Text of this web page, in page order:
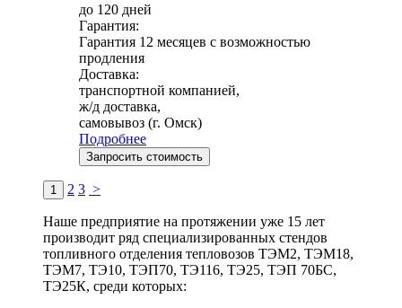
до 120 дней
Гарантия:
Гарантия 12 месяцев с возможностью
продления
Доставка:
транспортной компанией,
ж/д доставка,
самовывоз (г. Омск)
Подробнее
Запросить стоимость
1 2 3 >
Наше предприятие на протяжении уже 15 лет
производит ряд специализированных стендов
топливного отделения тепловозов ТЭМ2, ТЭМ18,
ТЭМ7, ТЭ10, ТЭП70, ТЭ116, ТЭ25, ТЭП 70БС,
ТЭ25К, среди которых: